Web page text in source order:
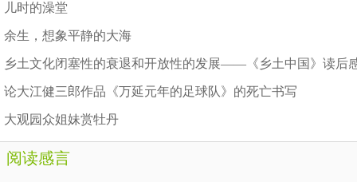
儿时的澡堂
余生，想象平静的大海
乡土文化闭塞性的衰退和开放性的发展——《乡土中国》读后
论大江健三郎作品《万延元年的足球队》的死亡书写
大观园众姐妹赏牡丹
阅读感言